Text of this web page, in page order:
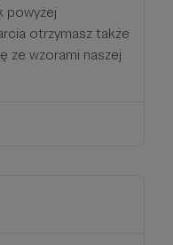
powyżej
otrzymasz także
ze wzorami naszej